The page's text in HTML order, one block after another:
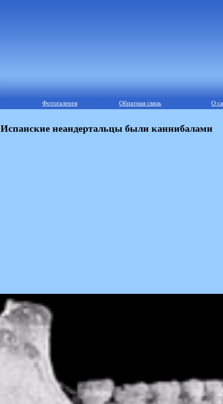
Фотогалерея Обратная связь О
Испанские неандертальцы были каннибалами